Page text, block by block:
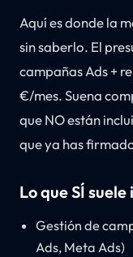
Aquí es donde la
sin saberlo. El
campañas Ads +
€/mes. Suena
que NO están
que ya has
Lo que SÍ
Gestión de
Ads, Meta Ads)